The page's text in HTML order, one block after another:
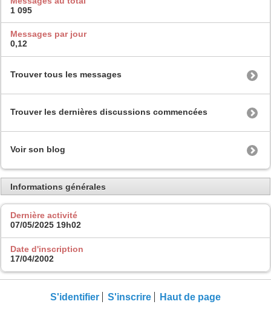
1 095
Messages par jour
0,12
Trouver tous les messages
Trouver les dernières discussions commencées
Voir son blog
Informations générales
Dernière activité
07/05/2025 19h02
Date d'inscription
17/04/2002
S'identifier S'inscrire Haut de page